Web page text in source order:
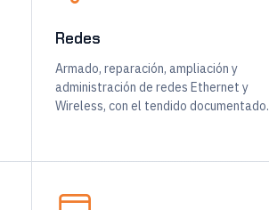
Redes
Armado, reparación, ampliación y
administración de redes Ethernet y
Wireless, con el tendido documentado.